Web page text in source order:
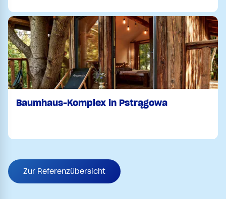
Baumhaus-Komplex in Pstrągowa
Zur Referenzübersicht